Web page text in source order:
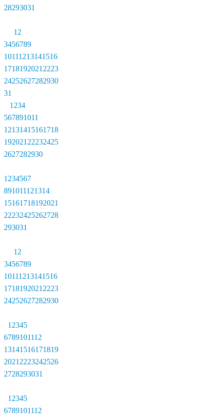
28293031
1 2
3456789
10111213141516
1718192021 2223
24252627282930
31
1 234
567891011
12131415161718
192021 22232425
2627282930
1 234567
891011121314
15161718192021
22232425262728
293031
1 2
3456789
10111213141516
1718192021 2223
24252627282930
1 2345
6789101112
13141516171819
2021 2223242526
2728293031
1 2345
6789101112